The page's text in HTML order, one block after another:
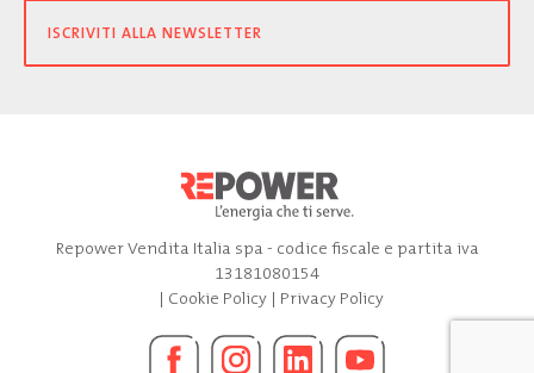
ISCRIVITI ALLA NEWSLETTER
Repower Vendita Italia spa - codice fiscale e partita iva
13181080154
| Cookie Policy| Privacy Policy